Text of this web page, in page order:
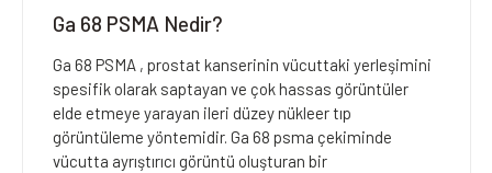
Ga 68 PSMA Nedir?
Ga 68 PSMA , prostat kanserinin vücuttaki yerleşimini
spesifik olarak saptayan ve çok hassas görüntüler
elde etmeye yarayan ileri düzey nükleer tıp
görüntüleme yöntemidir. Ga 68 psma çekiminde
vücutta ayrıştırıcı görüntü oluşturan bir